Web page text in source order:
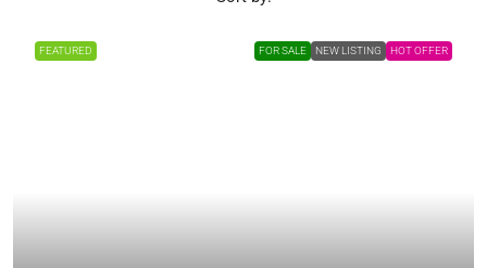
FEATURED FOR SALE NEW LISTING HOT OFFER